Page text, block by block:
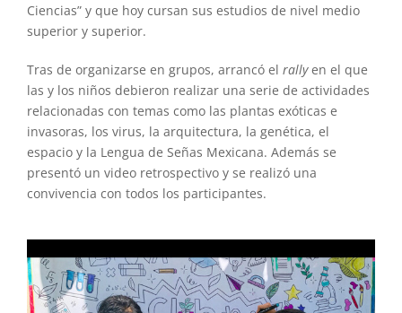
Ciencias” y que hoy cursan sus estudios de nivel medio
superior y superior.
Tras de organizarse en grupos, arrancó el rallyen el que
las y los niños debieron realizar una serie de actividades
relacionadas con temas como las plantas exóticas e
invasoras, los virus, la arquitectura, la genética, el
espacio y la Lengua de Señas Mexicana. Además se
presentó un video retrospectivo y se realizó una
convivencia con todos los participantes.